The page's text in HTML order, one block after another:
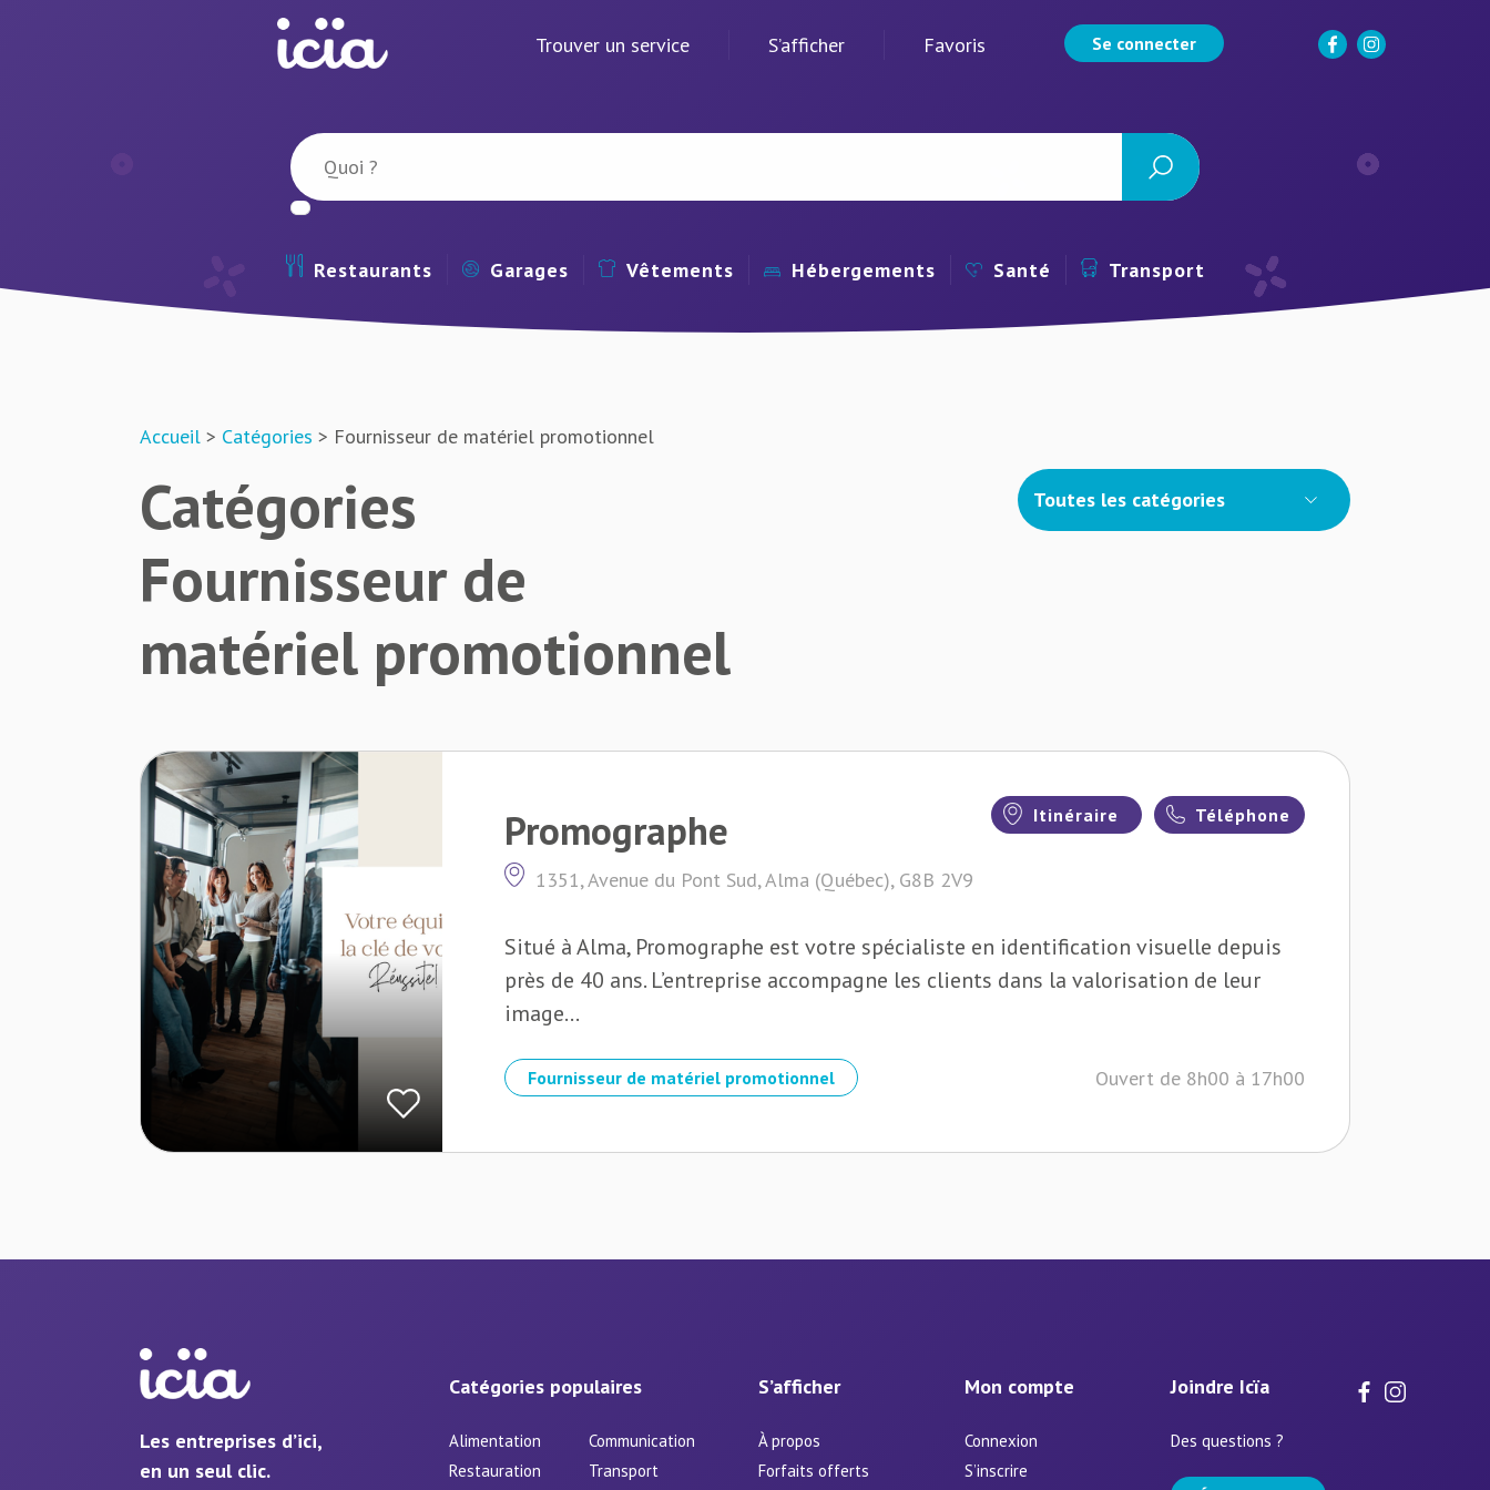
Se connecter
Trouver un service S’afficher Favoris
Restaurants Garages Vêtements Hébergements Santé Transport
Accueil > Catégories > Fournisseur de matériel promotionnel
Catégories
Fournisseur de
matériel promotionnel
Toutes les catégories
Promographe
1351, Avenue du Pont Sud, Alma (Québec), G8B 2V9
Téléphone
Itinéraire
Situé à Alma, Promographe est votre spécialiste en identification visuelle depuis
près de 40 ans. L’entreprise accompagne les clients dans la valorisation de leur
image...
Fournisseur de matériel promotionnel Ouvert de 8h00 à 17h00
Les entreprises d’ici,
en un seul clic.
Catégories populaires
Alimentation
Communication
Restauration
Transport
S’afficher
À propos
Forfaits offerts
Mon compte
Connexion
S’inscrire
Joindre Icïa
Des questions ?